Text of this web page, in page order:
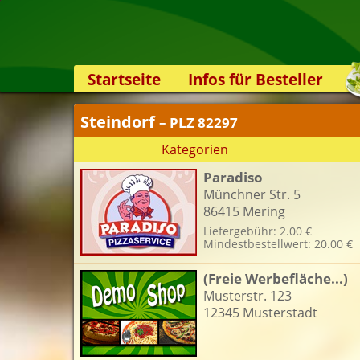
Startseite
Infos für Besteller
Lieferservice-App
Weiterempfehlen
Newsletter
Sicherheit
Kontakt
Steindorf– PLZ 82297
Kategorien
Paradiso
Münchner Str. 5
86415 Mering
Liefergebühr: 2.00 €
Mindestbestellwert: 20.00 €
(Freie Werbefläche...)
Musterstr. 123
12345 Musterstadt